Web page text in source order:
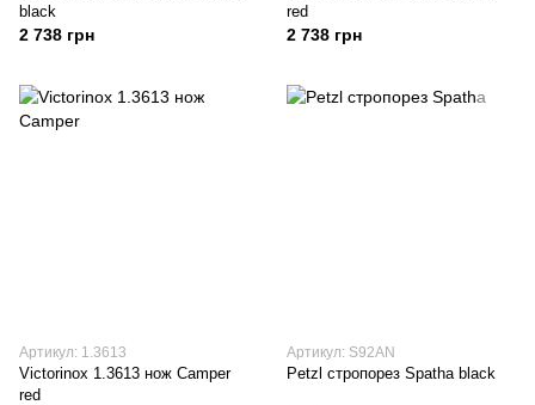
black
2 738 грн
red
2 738 грн
Артикул: 1.3613
Victorinox 1.3613 нож Camper
red
Артикул: S92AN
Petzl стропорез Spatha black